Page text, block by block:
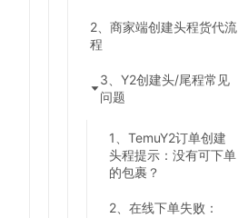
2、商家端创建头程货代流
程
3、Y2创建头/尾程常见
问题
1、TemuY2订单创建
头程提示：没有可下单
的包裹？
2、在线下单失败：